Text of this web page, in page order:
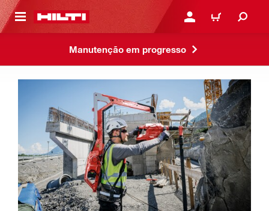
PRINCIPAL ENTRAR OU CADASTRAR
CARRINHO
Manutenção em progresso